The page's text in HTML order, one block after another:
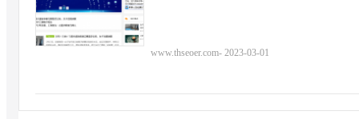
www.thseoer.com- 2023-03-01